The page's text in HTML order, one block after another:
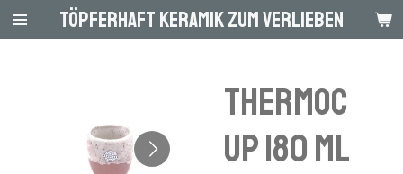
Zum
Hauptinhalt
Töpferhaft Keramik zum Verlieben
Thermoc
up 180 ml